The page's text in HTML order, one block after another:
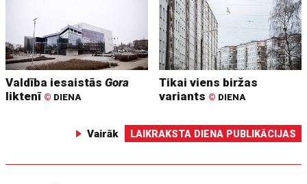
Valdība iesaistāsGora
liktenī © DIENA
Tikai viens biržas
variants © DIENA
Vairāk LAIKRAKSTA DIENA PUBLIKĀCIJAS